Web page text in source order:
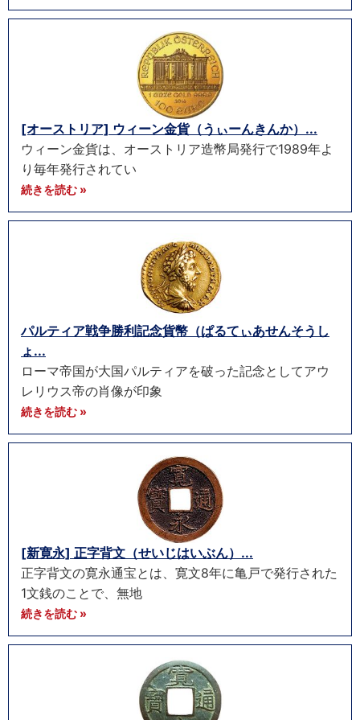
[オーストリア] ウィーン金貨（うぃーんきんか）...
ウィーン金貨は、オーストリア造幣局発行で1989年よ
り毎年発行されてい
続きを読む »
パルティア戦争勝利記念貨幣（ぱるてぃあせんそうし
ょ...
ローマ帝国が大国パルティアを破った記念としてアウ
レリウス帝の肖像が印象
続きを読む »
[新寛永] 正字背文（せいじはいぶん）...
正字背文の寛永通宝とは、寛文8年に亀戸で発行された
1文銭のことで、無地
続きを読む »